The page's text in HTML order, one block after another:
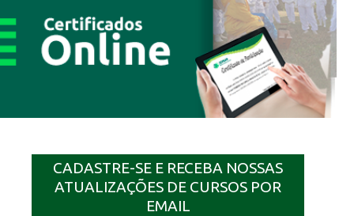
CADASTRE-SE E RECEBA NOSSAS
ATUALIZAÇÕES DE CURSOS POR
EMAIL